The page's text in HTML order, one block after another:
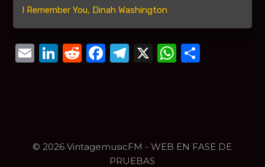
I Remember You, Dinah Washington
Email
LinkedIn
Reddit
Facebook
Telegram
X
© 2026 VintagemusicFM - WEB EN FASE DE
PRUEBAS